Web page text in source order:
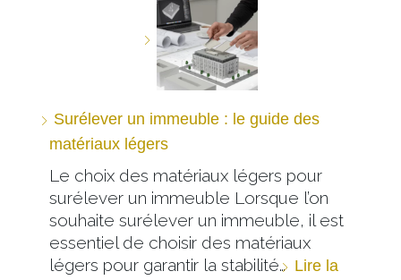
Surélever un immeuble : le guide des
matériaux légers
Le choix des matériaux légers pour
surélever un immeuble Lorsque l’on
souhaite surélever un immeuble, il est
essentiel de choisir des matériaux
légers pour garantir la stabilité… Lire la